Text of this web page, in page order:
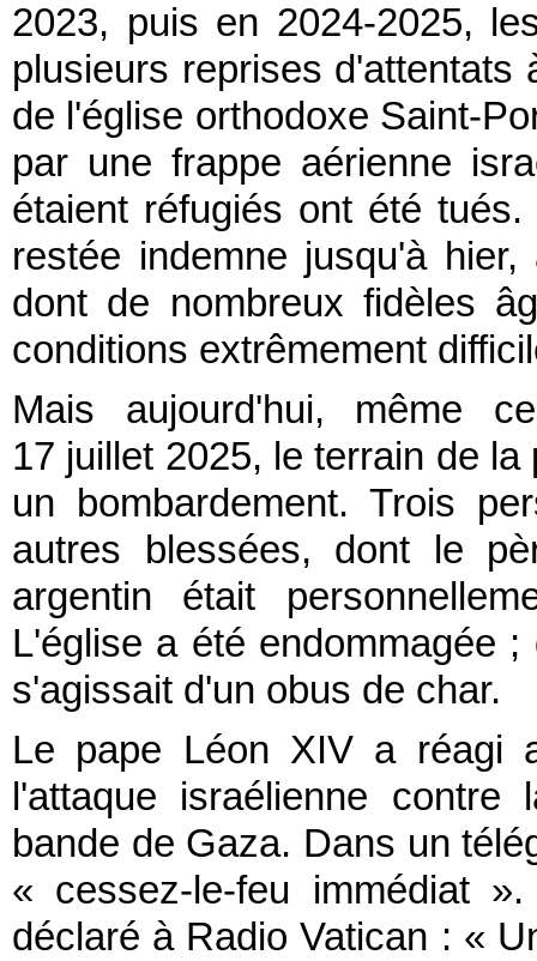
2023, puis en 2024-2025,
plusieurs reprises
de l'église orthodoxe Saint-
par une frappe aérienne
étaient réfugiés ont été
restée indemne jusqu'à
dont de nombreux fidèles
conditions extrêmement
Mais aujourd'hui, même
17 juillet 2025, le terrain de
un bombardement. Trois
autres blessées, dont le
argentin était
L'église a été endommagée
s'agissait d'un obus de char.
Le pape Léon XIV a réagi
l'attaque israélienne
bande de Gaza. Dans un
« cessez-le-feu immédiat
déclaré à Radio Vatican : «